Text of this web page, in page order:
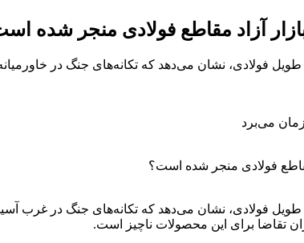
آزاد مقاطع فولادی منجر شده
فولادی، نشان می‌دهد که تکانه‌های جنگ در
طویل فولادی، نشان می‌دهد که تکانه‌های جنگ در غرب
تقاضا برای این محصولات ناچیز است.